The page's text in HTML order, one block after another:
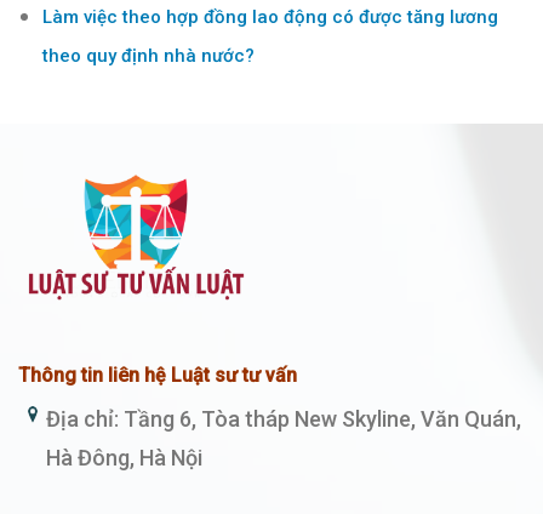
Làm việc theo hợp đồng lao động có được tăng lương
theo quy định nhà nước?
Thông tin liên hệ Luật sư tư vấn
Địa chỉ: Tầng 6, Tòa tháp New Skyline, Văn Quán,
Hà Đông, Hà Nội